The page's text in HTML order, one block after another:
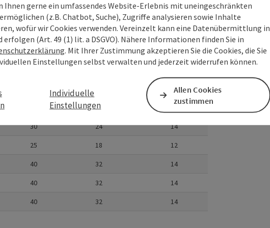
70 60 30
30 24 16
50 36 20
50
36
30 24 14
25 18 12
40 32 14
40 32 14
40 32 14
Ihnen gerne ein umfassendes Website-Erlebnis mit uneingeschränkten
(z.B. Chatbot, Suche), Zugriffe analysieren sowie Inhalte
wofür wir Cookies verwenden. Vereinzelt kann eine Datenübermittlung in
(Art. 49 (1) lit. a DSGVO). Nähere Informationen finden Sie in
. Mit Ihrer Zustimmung akzeptieren Sie die Cookies, die Sie
Einstellungen selbst verwalten und jederzeit widerrufen können.
Individuelle
Einstellungen
Allen Cookies
zustimmen